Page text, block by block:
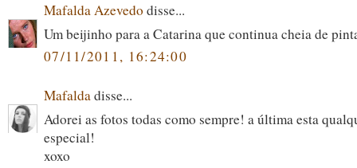
Mafalda Azevedo disse...
Um beijinho para a Catarina que continua cheia de
07/11/2011, 16:24:00
Mafaldadisse...
Adorei as fotos todas como sempre! a última esta
especial!
xoxo